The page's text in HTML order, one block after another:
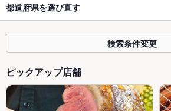
都道府県を選び直す
検索条件変更
ピックアップ店舗